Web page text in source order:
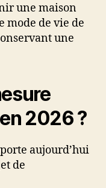
une maison
mode de vie de
une
2026 ?
aujourd’hui
de